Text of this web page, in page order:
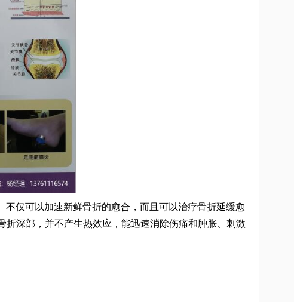
仅可以加速新鲜骨折的愈合，而且可以治疗骨折延缓愈
深部，并不产生热效应，能迅速消除伤痛和肿胀、刺激